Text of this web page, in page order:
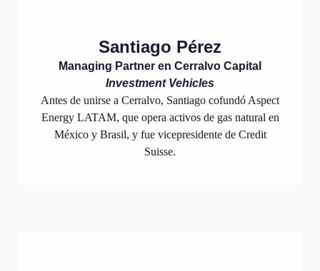
Santiago Pérez
Managing Partner en Cerralvo Capital
Investment Vehicles
Antes de unirse a Cerralvo, Santiago cofundó Aspect
Energy LATAM, que opera activos de gas natural en
México y Brasil, y fue vicepresidente de Credit
Suisse.